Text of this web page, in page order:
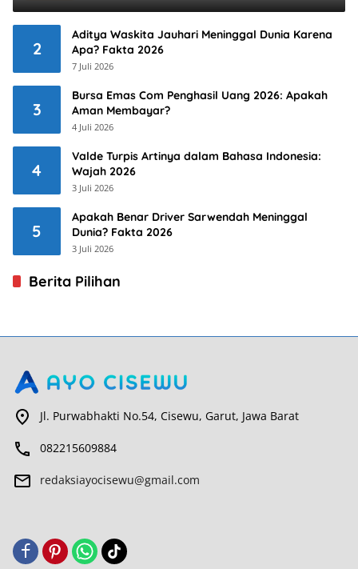
2
Aditya Waskita Jauhari Meninggal Dunia Karena
Apa? Fakta 2026
7 Juli 2026
3
Bursa Emas Com Penghasil Uang 2026: Apakah
Aman Membayar?
4 Juli 2026
4
Valde Turpis Artinya dalam Bahasa Indonesia:
Wajah 2026
3 Juli 2026
5
Apakah Benar Driver Sarwendah Meninggal
Dunia? Fakta 2026
3 Juli 2026
Berita Pilihan
Jl. Purwabhakti No.54, Cisewu, Garut, Jawa Barat
082215609884
redaksiayocisewu@gmail.com